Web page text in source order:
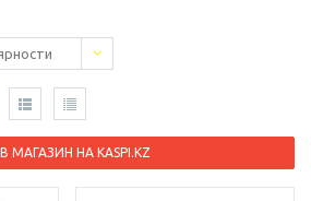
В МАГАЗИН НА KASPI.KZ